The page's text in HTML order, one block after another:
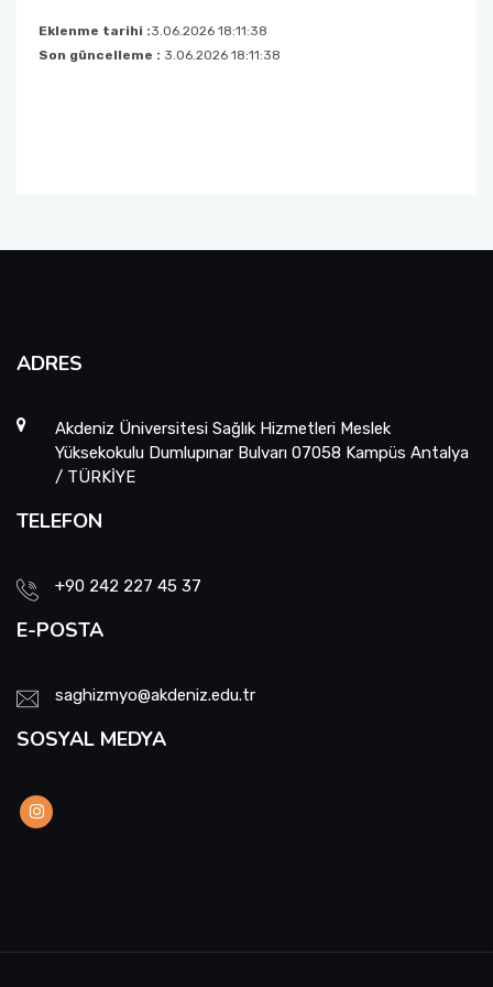
Eklenme tarihi :3.06.2026 18:11:38
Son güncelleme : 3.06.2026 18:11:38
ADRES
Akdeniz Üniversitesi Sağlık Hizmetleri Meslek
Yüksekokulu Dumlupınar Bulvarı 07058 Kampüs Antalya
/ TÜRKİYE
TELEFON
+90 242 227 45 37
E-POSTA
saghizmyo@akdeniz.edu.tr
SOSYAL MEDYA
Kalite Politikamız
Web Sayfası Sosyal Medya Komisyonu